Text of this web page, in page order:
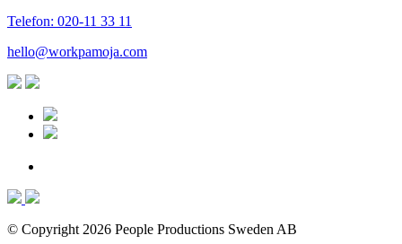
Telefon: 020-11 33 11
hello@workpamoja.com
© Copyright 2026 People Productions Sweden AB